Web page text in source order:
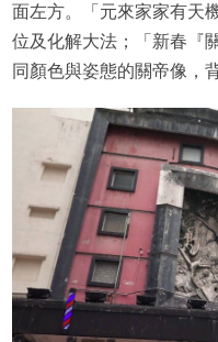
面左方。「元來家家有天
位及化解大法；「新春『
同顏色與姿態的關帝像，